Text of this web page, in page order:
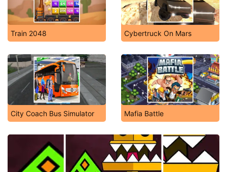
Train 2048 Cybertruck On Mars
City Coach Bus Simulator Mafia Battle